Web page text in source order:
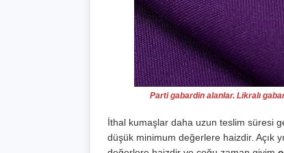
Parti gabardin alanlar. Likralı
İthal kumaşlar daha uzun teslim süresi
düşük minimum değerlere haizdir. Açık